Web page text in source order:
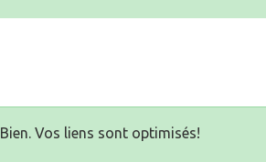
Bien. Vos liens sont optimisés!